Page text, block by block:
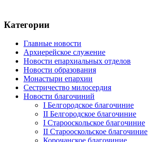
Категории
Главные новости
Архиерейское служение
Новости епархиальных отделов
Новости образования
Монастыри епархии
Сестричество милосердия
Новости благочиний
I Белгородское благочиние
II Белгородское благочиние
I Старооскольское благочиние
II Старооскольское благочиние